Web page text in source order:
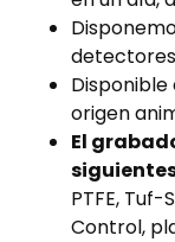
Disponible
origen
El
PTFE,
Control,